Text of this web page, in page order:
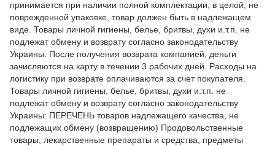
принимается при наличии полной комплектации, в целой, не
поврежденной упаковке, товар должен быть в надлежащем
виде. Товары личной гигиены, белье, бритвы, духи и.т.п. не
подлежат обмену и возврату согласно законодательству
Украины. После получения возврата компанией, деньги
зачисляются на карту в течении 3 рабочих дней. Расходы на
логистику при возврате оплачиваются за счет покупателя.
Товары личной гигиены, белье, бритвы, духи и.т.п. не
подлежат обмену и возврату согласно законодательству
Украины: ПЕРЕЧЕНЬ товаров надлежащего качества, не
подлежащих обмену (возвращению) Продовольственные
товары, лекарственные препараты и средства, предметы